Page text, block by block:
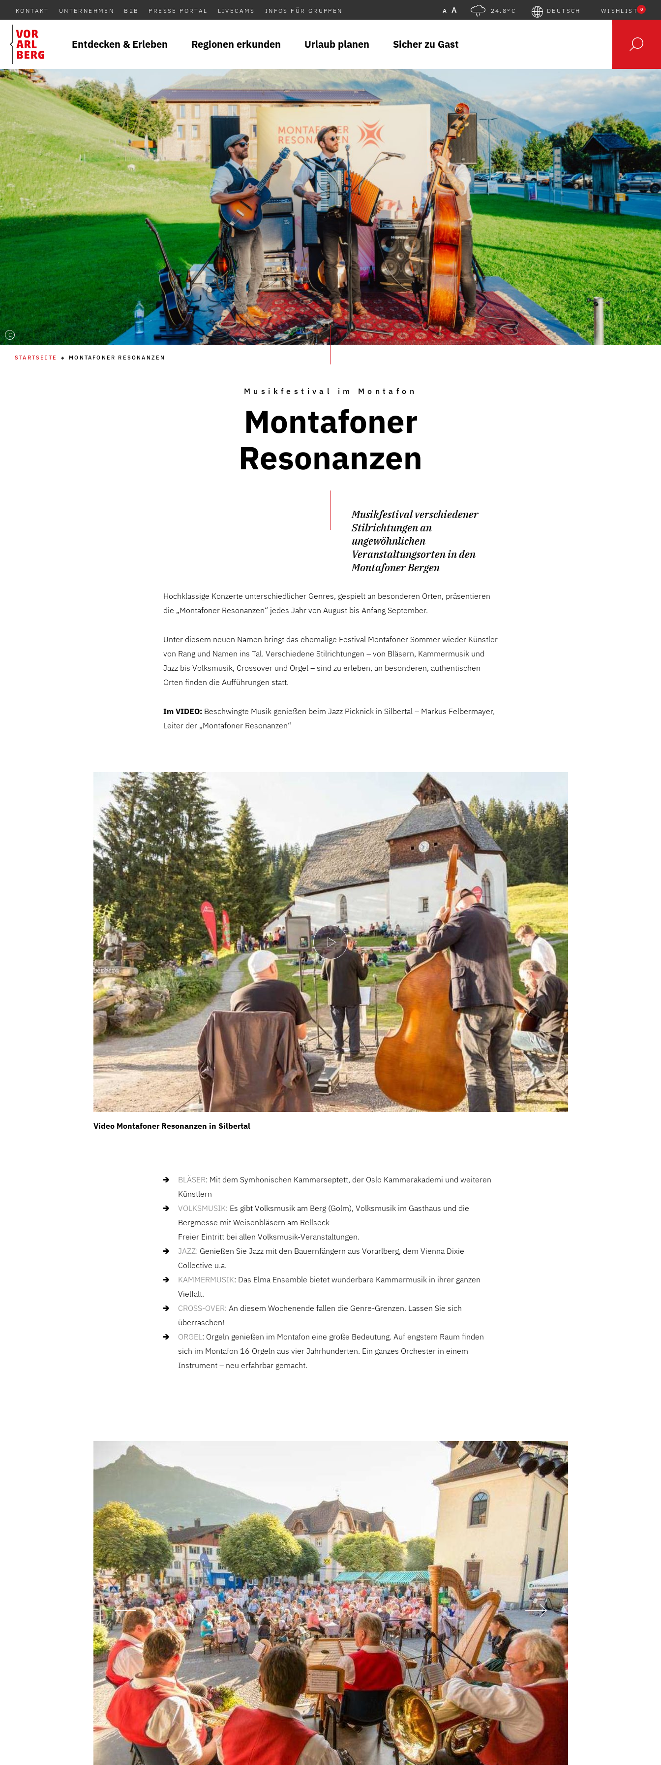
KONTAKT UNTERNEHMEN B2B PRESSE PORTAL LIVECAMS INFOS FÜR GRUPPEN A A 24.8°C DEUTSCH WISHLIST 0
Entdecken & Erleben Regionen erkunden Urlaub planen Sicher zu Gast
C
STARTSEITE MONTAFONER RESONANZEN
Musikfestival im Montafon
Montafoner
Resonanzen
Musikfestival verschiedener
Stilrichtungen an
ungewöhnlichen
Veranstaltungsorten in den
Montafoner Bergen
Hochklassige Konzerte unterschiedlicher Genres, gespielt an besonderen Orten, präsentieren
die „Montafoner Resonanzen“ jedes Jahr von August bis Anfang September.
Unter diesem neuen Namen bringt das ehemalige Festival Montafoner Sommer wieder Künstler
von Rang und Namen ins Tal. Verschiedene Stilrichtungen – von Bläsern, Kammermusik und
Jazz bis Volksmusik, Crossover und Orgel – sind zu erleben, an besonderen, authentischen
Orten finden die Aufführungen statt.
Im VIDEO: Beschwingte Musik genießen beim Jazz Picknick in Silbertal – Markus Felbermayer,
Leiter der „Montafoner Resonanzen“
Video Montafoner Resonanzen in Silbertal
BLÄSER: Mit dem Symhonischen Kammerseptett, der Oslo Kammerakademi und weiteren
Künstlern
VOLKSMUSIK: Es gibt Volksmusik am Berg (Golm), Volksmusik im Gasthaus und die
Bergmesse mit Weisenbläsern am Rellseck
Freier Eintritt bei allen Volksmusik-Veranstaltungen.
JAZZ: Genießen Sie Jazz mit den Bauernfängern aus Vorarlberg, dem Vienna Dixie
Collective u.a.
KAMMERMUSIK: Das Elma Ensemble bietet wunderbare Kammermusik in ihrer ganzen
Vielfalt.
CROSS-OVER: An diesem Wochenende fallen die Genre-Grenzen. Lassen Sie sich
überraschen!
ORGEL: Orgeln genießen im Montafon eine große Bedeutung. Auf engstem Raum finden
sich im Montafon 16 Orgeln aus vier Jahrhunderten. Ein ganzes Orchester in einem
Instrument – neu erfahrbar gemacht.